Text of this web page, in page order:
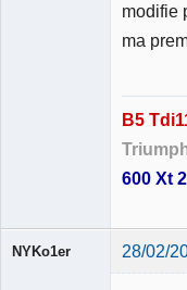
modifie
ma
B5
600 Xt
NYKo1er 28/02/